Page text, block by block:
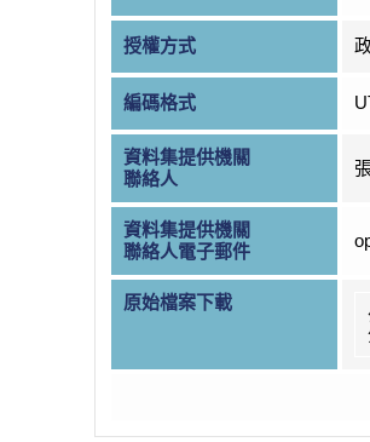
授權方式
編碼格式
資料集提供機關
聯絡人
資料集提供機關
聯絡人電子郵件
原始檔案下載